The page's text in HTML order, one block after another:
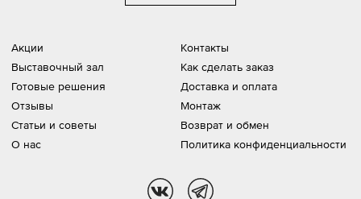
Акции
Выставочный зал
Готовые решения
Отзывы
Статьи и советы
О нас
Контакты
Как сделать заказ
Доставка и оплата
Монтаж
Возврат и обмен
Политика конфиденциальности